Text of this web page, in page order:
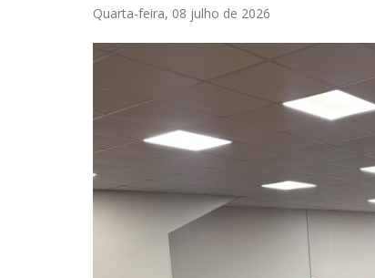
Quarta-feira, 08 julho de 2026